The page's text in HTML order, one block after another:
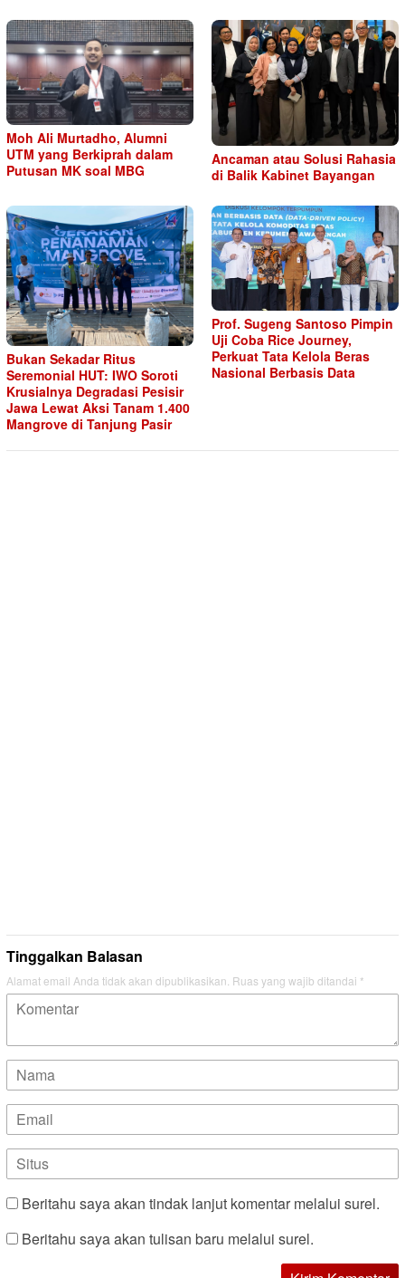
Moh Ali Murtadho, Alumni
UTM yang Berkiprah dalam
Putusan MK soal MBG
Ancaman atau Solusi Rahasia
di Balik Kabinet Bayangan
Bukan Sekadar Ritus
Seremonial HUT: IWO Soroti
Krusialnya Degradasi Pesisir
Jawa Lewat Aksi Tanam 1.400
Mangrove di Tanjung Pasir
Prof. Sugeng Santoso Pimpin
Uji Coba Rice Journey,
Perkuat Tata Kelola Beras
Nasional Berbasis Data
Tinggalkan Balasan
Alamat email Anda tidak akan dipublikasikan. Ruas yang wajib ditandai *
Beritahu saya akan tindak lanjut komentar melalui surel.
Beritahu saya akan tulisan baru melalui surel.